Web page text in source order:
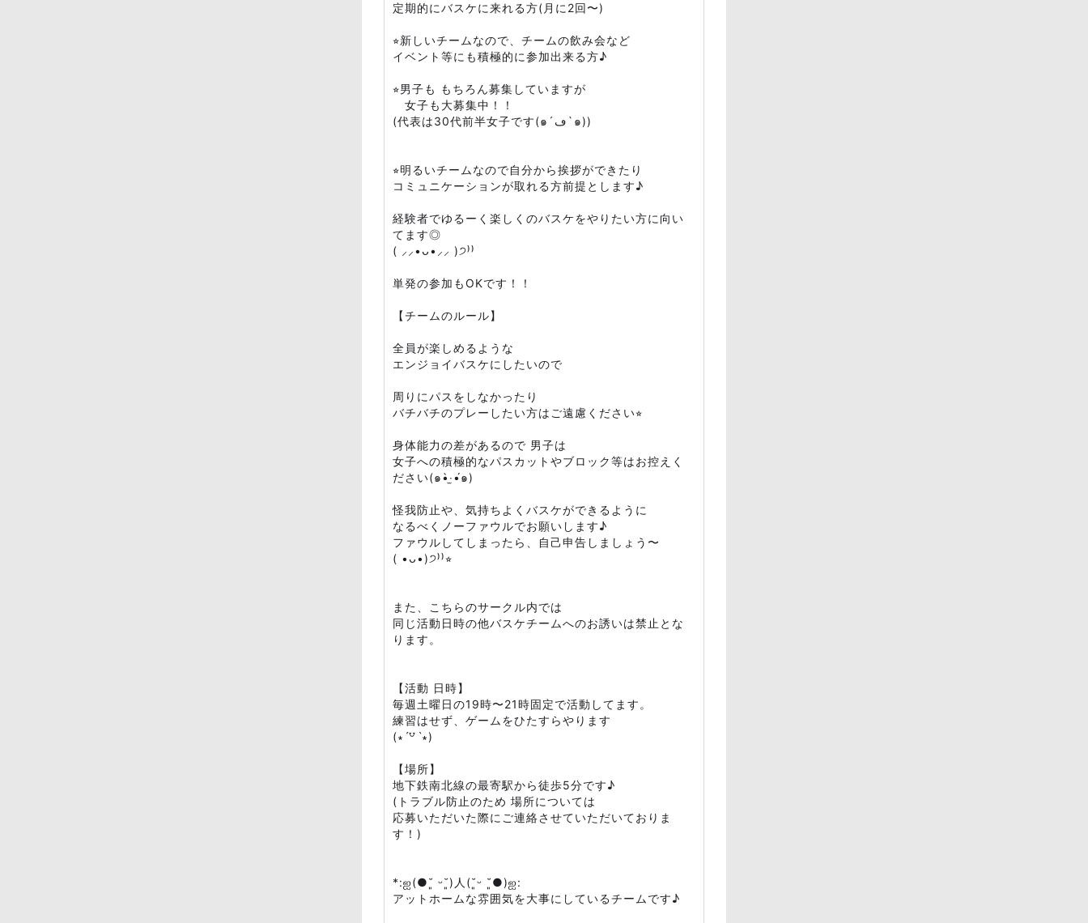
定期的にバスケに来れる方(月に2回〜)
⭐︎新しいチームなので、チームの飲み会など
イベント等にも積極的に参加出来る方♪
⭐︎男子も もちろん募集していますが
女子も大募集中！！
(代表は30代前半女子です(๑´ڡ`๑))
⭐︎明るいチームなので自分から挨拶ができたり
コミュニケーションが取れる方前提とします♪
経験者でゆるーく楽しくのバスケをやりたい方に向い
てます◎
( ⸝⸝•ᴗ•⸝⸝ )੭⁾⁾
単発の参加もOKです！！
【チームのルール】
全員が楽しめるような
エンジョイバスケにしたいので
周りにパスをしなかったり
バチバチのプレーしたい方はご遠慮ください⭐︎
身体能力の差があるので 男子は
女子への積極的なパスカットやブロック等はお控えく
ださい(๑•̀‧̫•́๑)
怪我防止や、気持ちよくバスケができるように
なるべくノーファウルでお願いします♪
ファウルしてしまったら、自己申告しましょう〜
( •ᴗ•)੭⁾⁾⭐︎
また、こちらのサークル内では
同じ活動日時の他バスケチームへのお誘いは禁止とな
ります。
【活動 日時】
毎週土曜日の19時〜21時固定で活動してます。
練習はせず、ゲームをひたすらやります
(∗ˊ꒵ˋ∗)
【場所】
地下鉄南北線の最寄駅から徒歩5分です♪
(トラブル防止のため 場所については
応募いただいた際にご連絡させていただいておりま
す！)
*:ஐ(●˘͈ ᵕ˘͈)人(˘͈ᵕ ˘͈●)ஐ:
アットホームな雰囲気を大事にしているチームです♪